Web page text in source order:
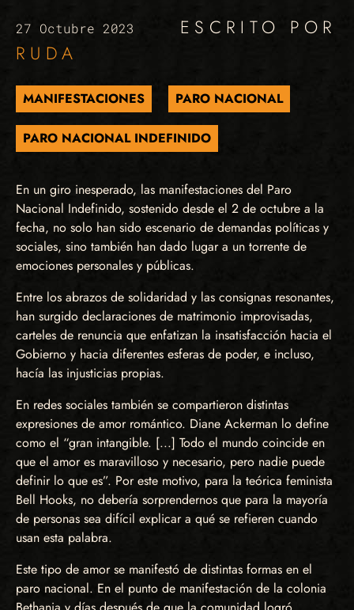
27 Octubre 2023
ESCRITO POR
RUDA
MANIFESTACIONES PARO NACIONAL
PARO NACIONAL INDEFINIDO
En un giro inesperado, las manifestaciones del Paro
Nacional Indefinido, sostenido desde el 2 de octubre a la
fecha, no solo han sido escenario de demandas políticas y
sociales, sino también han dado lugar a un torrente de
emociones personales y públicas.
Entre los abrazos de solidaridad y las consignas resonantes,
han surgido declaraciones de matrimonio improvisadas,
carteles de renuncia que enfatizan la insatisfacción hacia el
Gobierno y hacia diferentes esferas de poder, e incluso,
hacía las injusticias propias.
En redes sociales también se compartieron distintas
expresiones de amor romántico. Diane Ackerman lo define
como el “gran intangible. [...] Todo el mundo coincide en
que el amor es maravilloso y necesario, pero nadie puede
definir lo que es”. Por este motivo, para la teórica feminista
Bell Hooks, no debería sorprendernos que para la mayoría
de personas sea difícil explicar a qué se refieren cuando
usan esta palabra.
Este tipo de amor se manifestó de distintas formas en el
paro nacional. En el punto de manifestación de la colonia